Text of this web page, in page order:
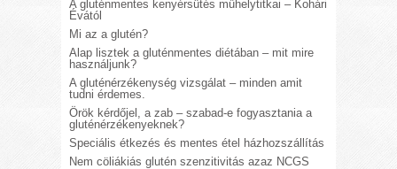
A gluténmentes kenyérsütés műhelytitkai – Kohári
Évától
Mi az a glutén?
Alap lisztek a gluténmentes diétában – mit mire
használjunk?
A gluténérzékenység vizsgálat – minden amit
tudni érdemes.
Örök kérdőjel, a zab – szabad-e fogyasztania a
gluténérzékenyeknek?
Speciális étkezés és mentes étel házhozszállítás
Nem cöliákiás glutén szenzitivitás azaz NCGS